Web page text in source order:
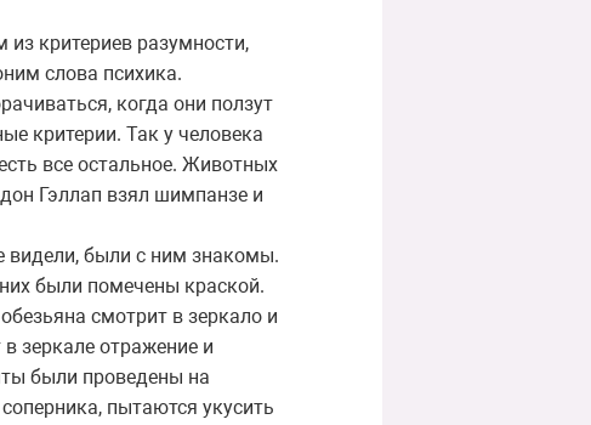
критериев разумности,
слова психика.
когда они ползут
критерии. Так у человека
все остальное. Животных
Гэллап взял шимпанзе и
видели, были с ним знакомы.
были помечены краской.
смотрит в зеркало и
зеркале отражение и
были проведены на
пытаются укусить